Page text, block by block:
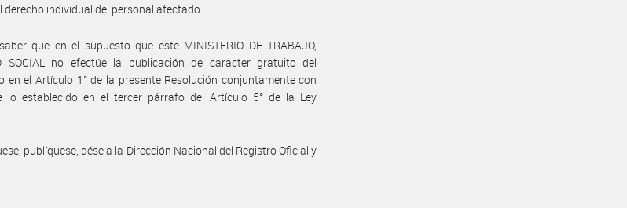
derecho individual del personal afectado.
que en el supuesto que este MINISTERIO DE TRABAJO,
SOCIAL no efectúe la publicación de carácter gratuito del
en el Artículo 1° de la presente Resolución conjuntamente con
lo establecido en el tercer párrafo del Artículo 5° de la Ley
publíquese, dése a la Dirección Nacional del Registro Oficial y